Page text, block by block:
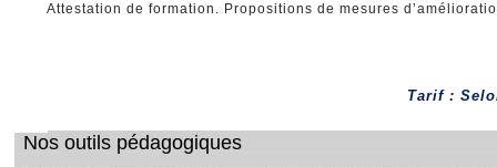
Attestation de formation. Propositions de mesures
Tarif :
Nos outils pédagogiques